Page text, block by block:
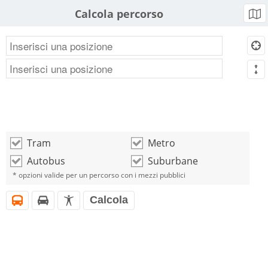
Calcola percorso b
d
m
o Tram o Metro
o Autobus o Suburbane
* opzioni valide per un percorso con i mezzi pubblici
i h l Calcola